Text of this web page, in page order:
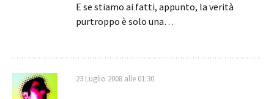
E se stiamo ai fatti, appunto, la verità
purtroppo è solo una…
23 Luglio 2008 alle 01:30